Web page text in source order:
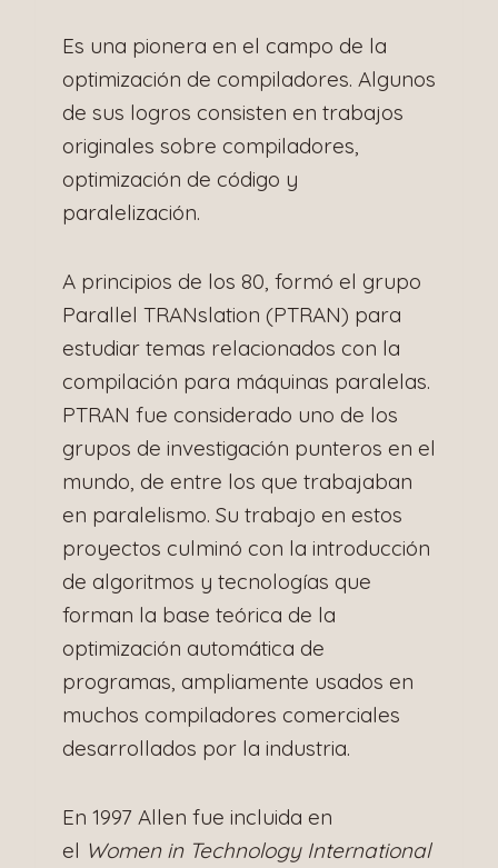
Es una pionera en el campo de la
optimización de compiladores. Algunos
de sus logros consisten en trabajos
originales sobre compiladores,
optimización de código y
paralelización.
A principios de los 80, formó el grupo
Parallel TRANslation (PTRAN) para
estudiar temas relacionados con la
compilación para máquinas paralelas.
PTRAN fue considerado uno de los
grupos de investigación punteros en el
mundo, de entre los que trabajaban
en paralelismo. Su trabajo en estos
proyectos culminó con la introducción
de algoritmos y tecnologías que
forman la base teórica de la
optimización automática de
programas, ampliamente usados en
muchos compiladores comerciales
desarrollados por la industria.
En 1997 Allen fue incluida en
el Women in Technology International